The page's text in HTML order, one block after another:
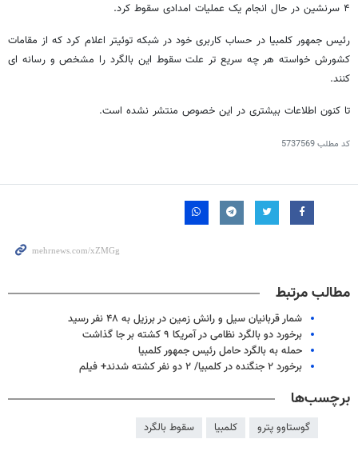
۴ سرنشین در حال انجام یک عملیات امدادی سقوط کرد.
رئیس‌ جمهور کلمبیا در حساب کاربری خود در شبکه توئیتر اعلام کرد که از مقامات
کشورش خواسته هر چه سریع‌ تر علت سقوط این بالگرد را مشخص و رسانه ای
کنند.
تا کنون اطلاعات بیشتری در این خصوص منتشر نشده است.
کد مطلب5737569
مطالب مرتبط
شمار قربانیان سیل و رانش زمین در برزیل به ۴۸ نفر رسید
برخورد دو بالگرد نظامی در آمریکا ۹ کشته بر جا گذاشت
حمله به بالگرد حامل رئیس جمهور کلمبیا
برخورد ۲ جنگنده در کلمبیا/ ۲ دو نفر کشته شدند+ فیلم
برچسب‌ها
گوستاوو پترو کلمبیا سقوط بالگرد